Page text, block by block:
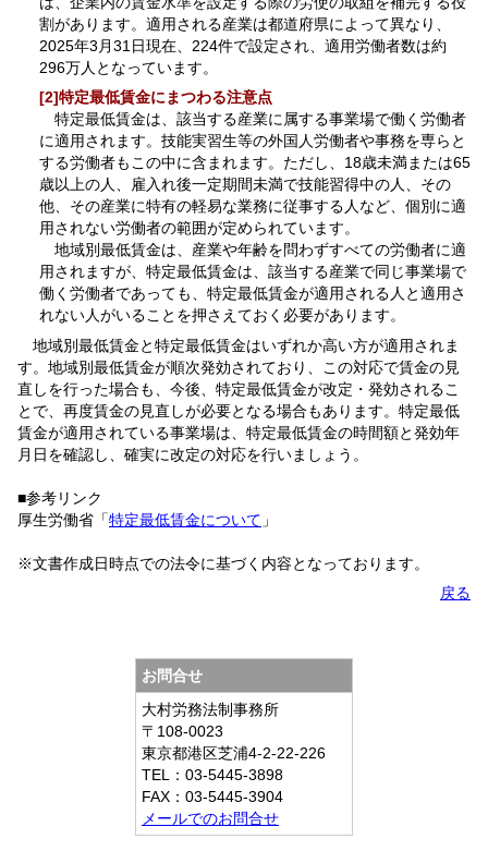
割があります。適用される産業は都道府県によって異なり、
2025年3月31日現在、224件で設定され、適用労働者数は約
296万人となっています。
[2]特定最低賃金にまつわる注意点
特定最低賃金は、該当する産業に属する事業場で働く労働者
に適用されます。技能実習生等の外国人労働者や事務を専らと
する労働者もこの中に含まれます。ただし、18歳未満または65
歳以上の人、雇入れ後一定期間未満で技能習得中の人、その
他、その産業に特有の軽易な業務に従事する人など、個別に適
用されない労働者の範囲が定められています。
地域別最低賃金は、産業や年齢を問わずすべての労働者に適
用されますが、特定最低賃金は、該当する産業で同じ事業場で
働く労働者であっても、特定最低賃金が適用される人と適用さ
れない人がいることを押さえておく必要があります。
地域別最低賃金と特定最低賃金はいずれか高い方が適用されま
す。地域別最低賃金が順次発効されており、この対応で賃金の見
直しを行った場合も、今後、特定最低賃金が改定・発効されるこ
とで、再度賃金の見直しが必要となる場合もあります。特定最低
賃金が適用されている事業場は、特定最低賃金の時間額と発効年
月日を確認し、確実に改定の対応を行いましょう。
■参考リンク
厚生労働省「特定最低賃金について 」
※文書作成日時点での法令に基づく内容となっております。
戻る
お問合せ
大村労務法制事務所
〒108-0023
東京都港区芝浦4-2-22-226
TEL：03-5445-3898
FAX：03-5445-3904
メールでのお問合せ